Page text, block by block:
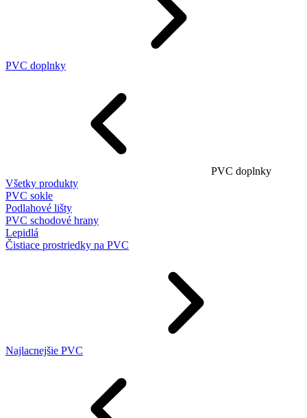
PVC doplnky
PVC doplnky
Všetky produkty
PVC sokle
Podlahové lišty
PVC schodové hrany
Lepidlá
Čistiace prostriedky na PVC
Najlacnejšie PVC